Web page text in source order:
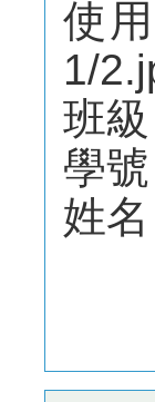
使
1/
班
學
姓